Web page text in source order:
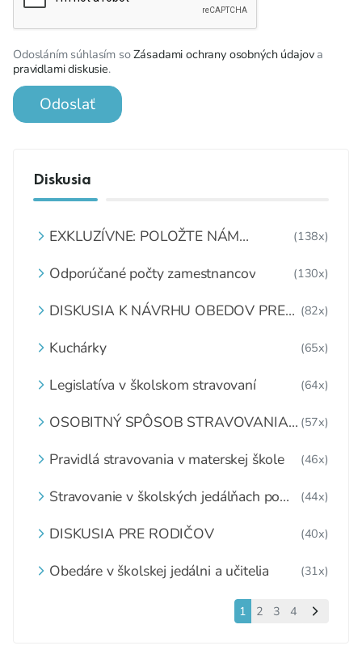
Odosláním súhlasím soZásadami ochrany osobných údajova
pravidlami diskusie.
Odoslať
Diskusia
EXKLUZÍVNE: POLOŽTE NÁM
(138x)
Odporúčané počty zamestnancov (130x)
DISKUSIA K NÁVRHU OBEDOV PRE
(82x)
Kuchárky (65x)
Legislatíva v školskom stravovaní (64x)
OSOBITNÝ SPÔSOB STRAVOVANIA
ZARIADENÍ
(57x)
Pravidlá stravovania v materskej škole (46x)
Stravovanie v školských jedálňach po
(44x)
DISKUSIA PRE RODIČOV (40x)
Obedáre v školskej jedálni a učitelia (31x)
1 2 3 4